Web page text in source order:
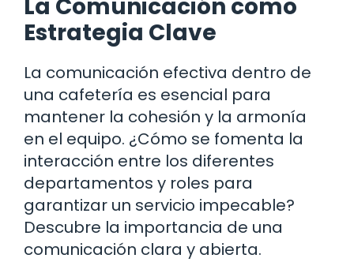
La Comunicación como
Estrategia Clave
La comunicación efectiva dentro de
una cafetería es esencial para
mantener la cohesión y la armonía
en el equipo. ¿Cómo se fomenta la
interacción entre los diferentes
departamentos y roles para
garantizar un servicio impecable?
Descubre la importancia de una
comunicación clara y abierta.